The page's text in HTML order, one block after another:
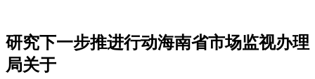
研究下一步推进行动海南省市场监视办理
局关于